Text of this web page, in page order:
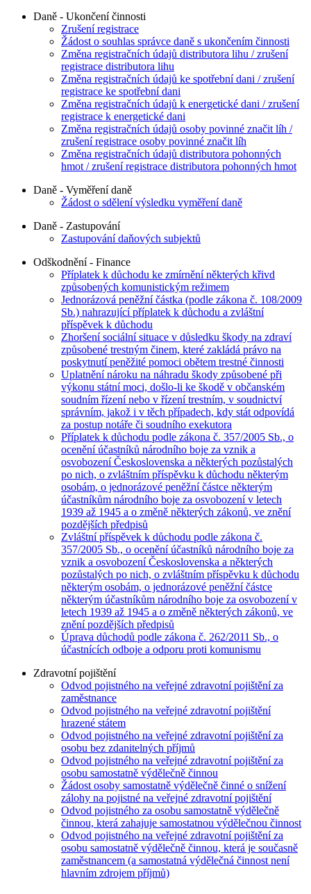
Daně - Ukončení činnosti
Zrušení registrace
Žádost o souhlas správce daně s ukončením činnosti
Změna registračních údajů distributora lihu / zrušení
registrace distributora lihu
Změna registračních údajů ke spotřební dani / zrušení
registrace ke spotřební dani
Změna registračních údajů k energetické dani / zrušení
registrace k energetické dani
Změna registračních údajů osoby povinné značit líh /
zrušení registrace osoby povinné značit líh
Změna registračních údajů distributora pohonných
hmot / zrušení registrace distributora pohonných hmot
Daně - Vyměření daně
Žádost o sdělení výsledku vyměření daně
Daně - Zastupování
Zastupování daňových subjektů
Odškodnění - Finance
Příplatek k důchodu ke zmírnění některých křivd
způsobených komunistickým režimem
Jednorázová peněžní částka (podle zákona č. 108/2009
Sb.) nahrazující příplatek k důchodu a zvláštní
příspěvek k důchodu
Zhoršení sociální situace v důsledku škody na zdraví
způsobené trestným činem, které zakládá právo na
poskytnutí peněžité pomoci obětem trestné činnosti
Uplatnění nároku na náhradu škody způsobené při
výkonu státní moci, došlo-li ke škodě v občanském
soudním řízení nebo v řízení trestním, v soudnictví
správním, jakož i v těch případech, kdy stát odpovídá
za postup notáře či soudního exekutora
Příplatek k důchodu podle zákona č. 357/2005 Sb., o
ocenění účastníků národního boje za vznik a
osvobození Československa a některých pozůstalých
po nich, o zvláštním příspěvku k důchodu některým
osobám, o jednorázové peněžní částce některým
účastníkům národního boje za osvobození v letech
1939 až 1945 a o změně některých zákonů, ve znění
pozdějších předpisů
Zvláštní příspěvek k důchodu podle zákona č.
357/2005 Sb., o ocenění účastníků národního boje za
vznik a osvobození Československa a některých
pozůstalých po nich, o zvláštním příspěvku k důchodu
některým osobám, o jednorázové peněžní částce
některým účastníkům národního boje za osvobození v
letech 1939 až 1945 a o změně některých zákonů, ve
znění pozdějších předpisů
Úprava důchodů podle zákona č. 262/2011 Sb., o
účastnících odboje a odporu proti komunismu
Zdravotní pojištění
Odvod pojistného na veřejné zdravotní pojištění za
zaměstnance
Odvod pojistného na veřejné zdravotní pojištění
hrazené státem
Odvod pojistného na veřejné zdravotní pojištění za
osobu bez zdanitelných příjmů
Odvod pojistného na veřejné zdravotní pojištění za
osobu samostatně výdělečně činnou
Žádost osoby samostatně výdělečně činné o snížení
zálohy na pojistné na veřejné zdravotní pojištění
Odvod pojistného za osobu samostatně výdělečně
činnou, která zahajuje samostatnou výdělečnou činnost
Odvod pojistného na veřejné zdravotní pojištění za
osobu samostatně výdělečně činnou, která je současně
zaměstnancem (a samostatná výdělečná činnost není
hlavním zdrojem příjmů)